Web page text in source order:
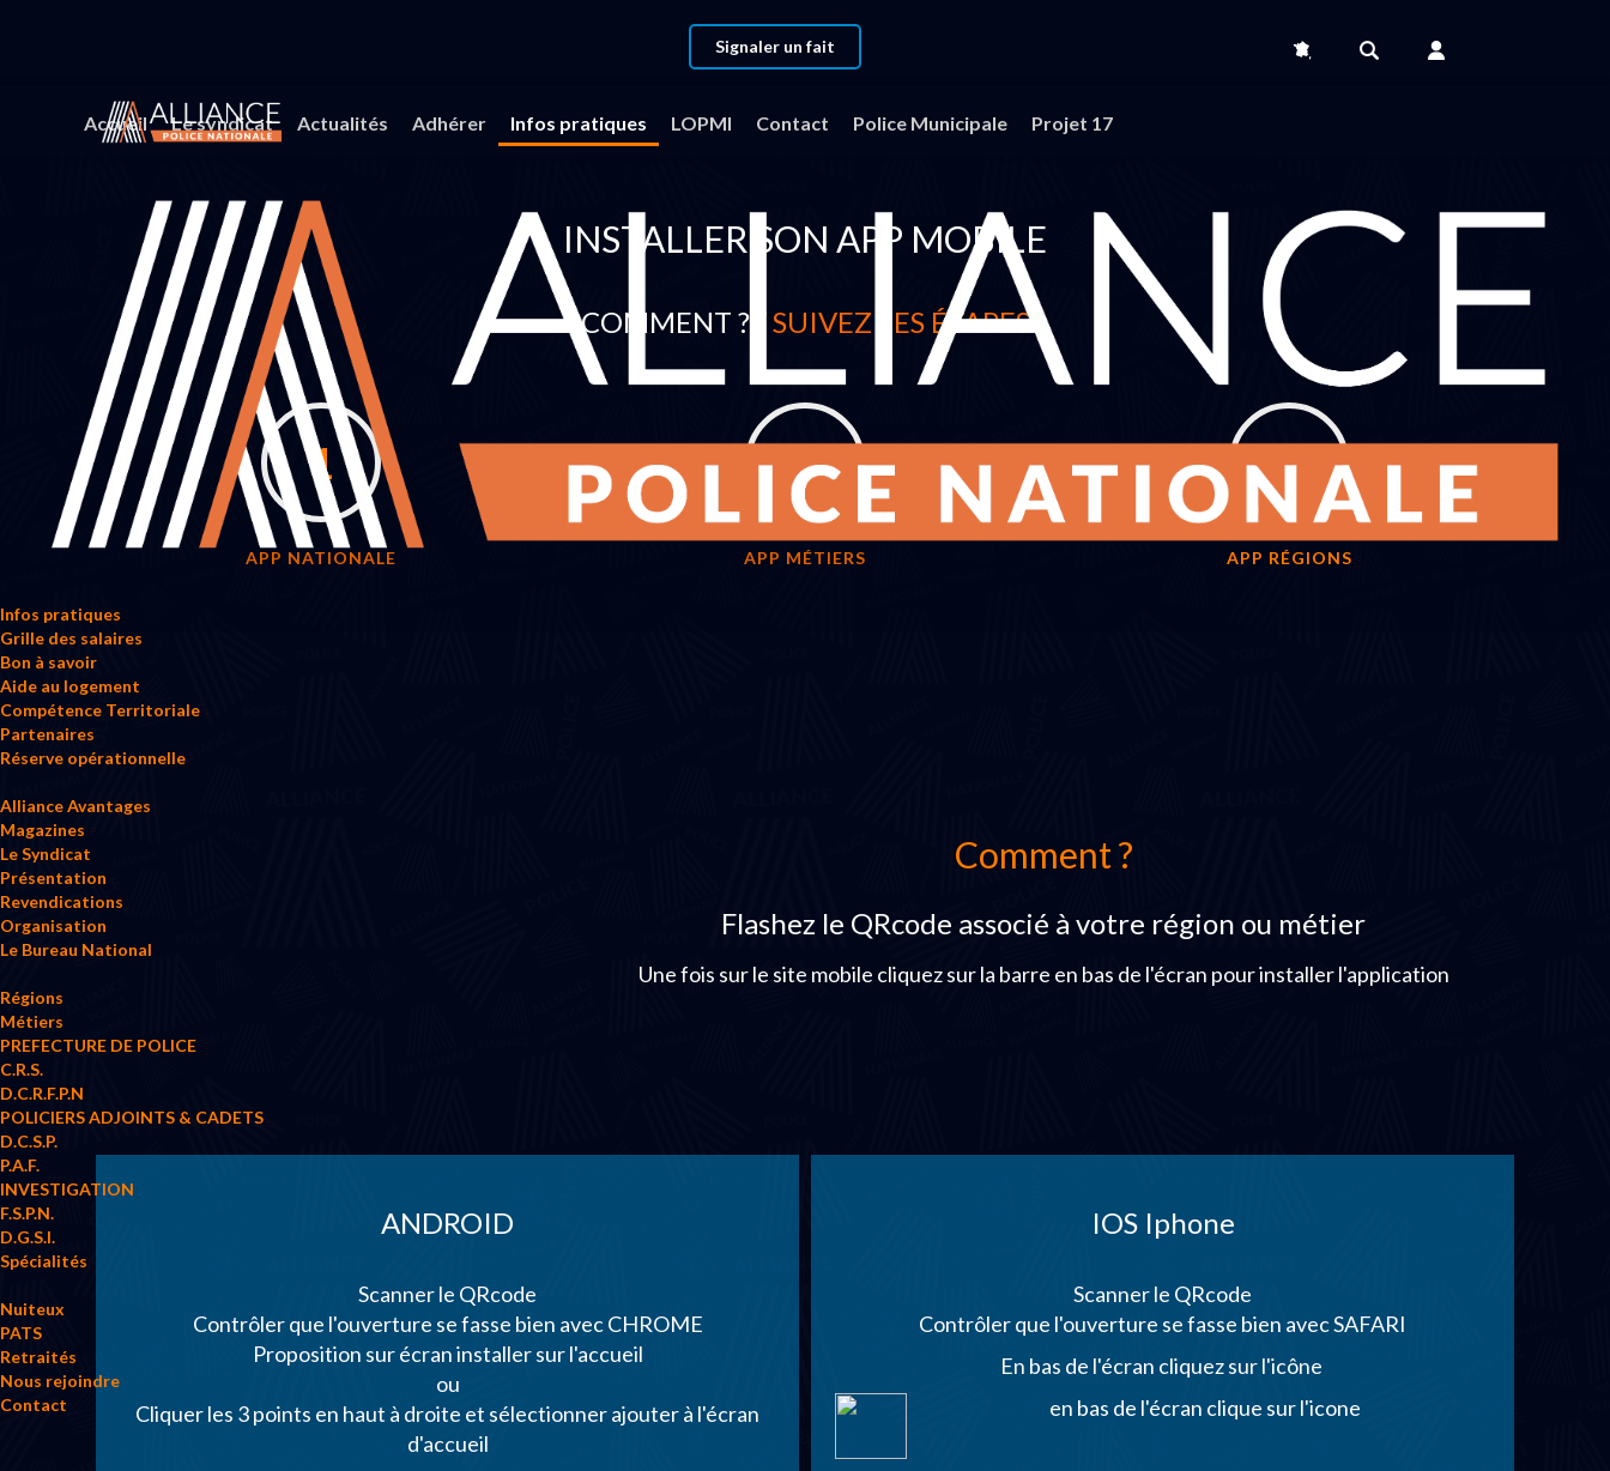
Signaler un fait
Accueil Le syndicat Actualités Adhérer Infos pratiques LOPMI Contact Police Municipale Projet 17
Infos pratiques
Grille des salaires
Bon à savoir
Aide au logement
Compétence Territoriale
Partenaires
Réserve opérationnelle
Alliance Avantages
Magazines
Le Syndicat
Présentation
Revendications
Organisation
Le Bureau National
Régions
Métiers
PREFECTURE DE POLICE
C.R.S.
D.C.R.F.P.N
POLICIERS ADJOINTS & CADETS
D.C.S.P.
P.A.F.
INVESTIGATION
F.S.P.N.
D.G.S.I.
Spécialités
Nuiteux
PATS
Retraités
Nous rejoindre
Contact
INSTALLER SON APP MOBILE
COMMENT ? /SUIVEZ LES ÉTAPES
1
APP NATIONALE
2
APP MÉTIERS
3
APP RÉGIONS
Comment ?
Flashez le QRcode associé à votre région ou métier
Une fois sur le site mobile cliquez sur la barre en bas de l'écran pour installer l'application
ANDROID
Scanner le QRcode
Contrôler que l'ouverture se fasse bien avec CHROME
Proposition sur écran installer sur l'accueil
ou
Cliquer les 3 points en haut à droite et sélectionner ajouter à l'écran
d'accueil
IOS Iphone
Scanner le QRcode
Contrôler que l'ouverture se fasse bien avec SAFARI
En bas de l'écran cliquez sur l'icône
en bas de l'écran clique sur l'icone